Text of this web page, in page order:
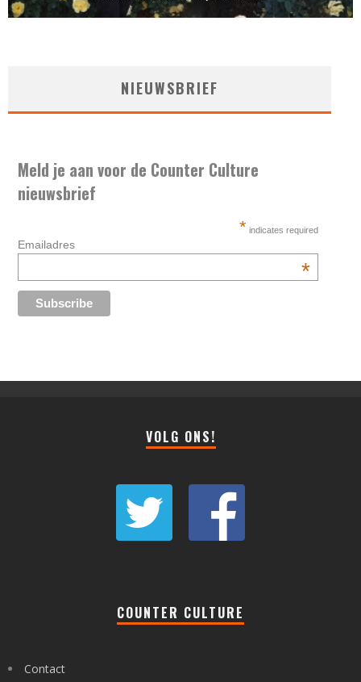
NIEUWSBRIEF
Meld je aan voor de Counter Culture
nieuwsbrief
* indicates required
Emailadres
*
VOLG ONS!
COUNTER CULTURE
Contact